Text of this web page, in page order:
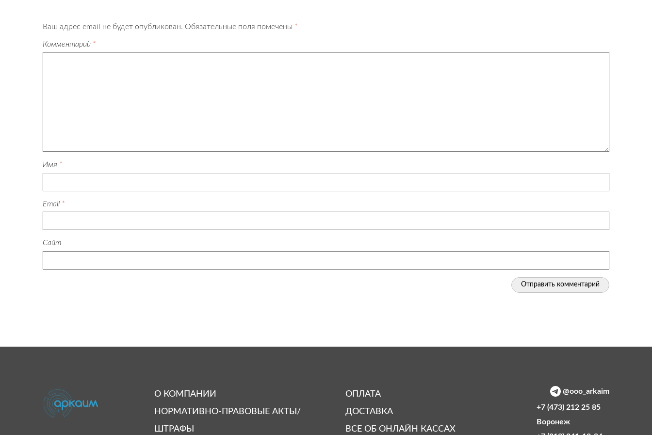
Ваш адрес email не будет опубликован. Обязательные поля помечены *
Комментарий *
Имя *
Email *
Сайт
О КОМПАНИИ
НОРМАТИВНО-ПРАВОВЫЕ АКТЫ/
ШТРАФЫ
ОПЛАТА
ДОСТАВКА
ВСЕ ОБ ОНЛАЙН КАССАХ
@ooo_arkaim
+7 (473) 212 25 85
Воронеж